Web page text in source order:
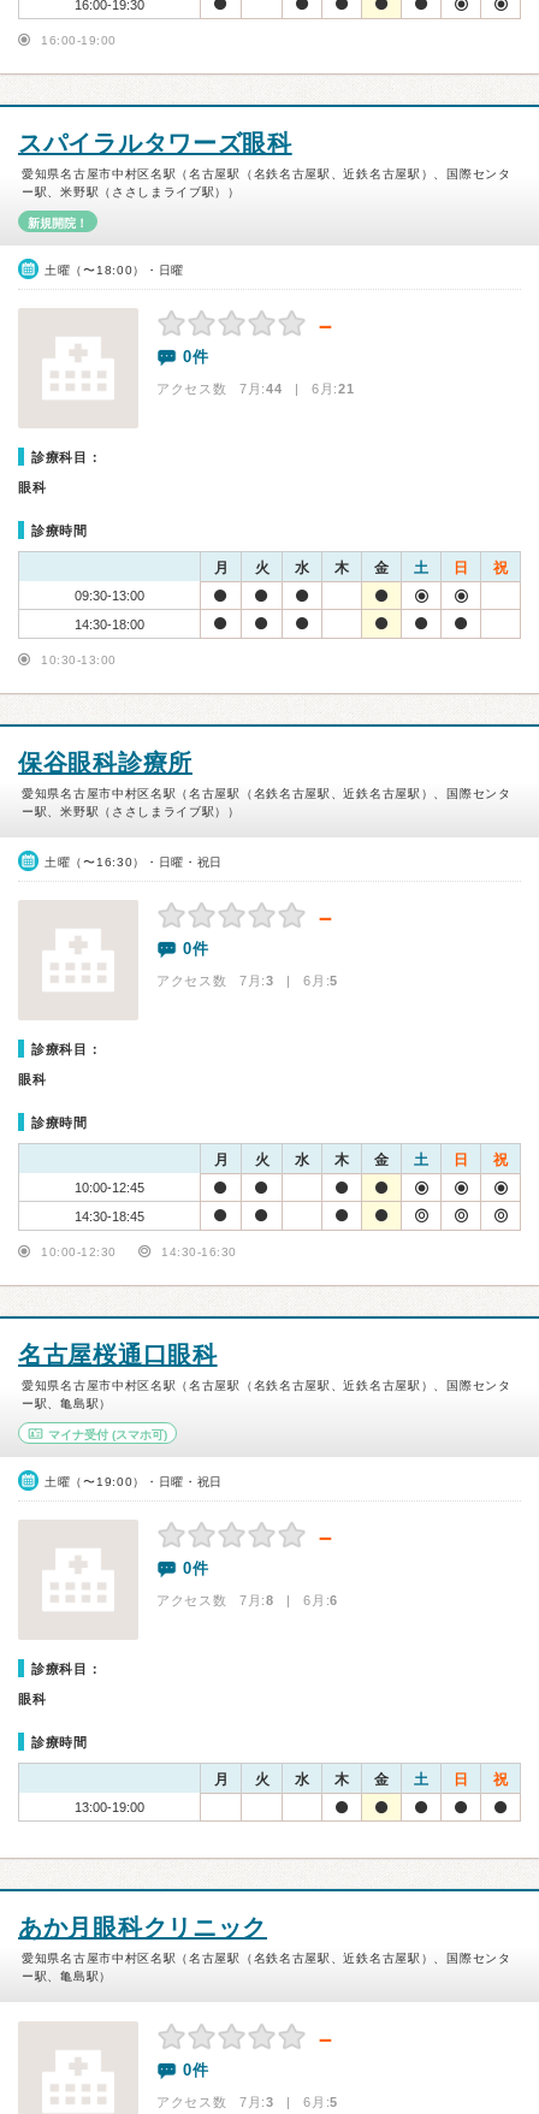
16:00-19:30
16:00-19:00
スパイラルタワーズ眼科
愛知県名古屋市中村区名駅（名古屋駅（名鉄名古屋駅、近鉄名古屋駅）、国際センタ
ー駅、米野駅（ささしまライブ駅））
新規開院！
土曜（〜18:00）・日曜
－
0件
アクセス数 7月:44 | 6月:21
診療科目：
眼科
診療時間
月 火 水 木 金 土 日 祝
09:30-13:00
14:30-18:00
10:30-13:00
保谷眼科診療所
愛知県名古屋市中村区名駅（名古屋駅（名鉄名古屋駅、近鉄名古屋駅）、国際センタ
ー駅、米野駅（ささしまライブ駅））
土曜（〜16:30）・日曜・祝日
－
0件
アクセス数 7月:3 | 6月:5
診療科目：
眼科
診療時間
月 火 水 木 金 土 日 祝
10:00-12:45
14:30-18:45
10:00-12:30 14:30-16:30
名古屋桜通口眼科
愛知県名古屋市中村区名駅（名古屋駅（名鉄名古屋駅、近鉄名古屋駅）、国際センタ
ー駅、亀島駅）
マイナ受付 (スマホ可)
土曜（〜19:00）・日曜・祝日
－
0件
アクセス数 7月:8 | 6月:6
診療科目：
眼科
診療時間
月 火 水 木 金 土 日 祝
13:00-19:00
あか月眼科クリニック
愛知県名古屋市中村区名駅（名古屋駅（名鉄名古屋駅、近鉄名古屋駅）、国際センタ
ー駅、亀島駅）
－
0件
アクセス数 7月:3 | 6月:5